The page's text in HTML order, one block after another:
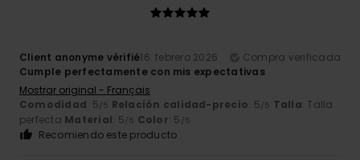
Client anonyme vérifié16. febrero 2026
Compra verificada
Cumple perfectamente con mis expectativas
Mostrar original - Français
Comodidad: 5/5 Relación calidad-precio: 5/5 Talla: Talla
perfecta Material: 5/5 Color: 5 /5
Recomiendo este producto